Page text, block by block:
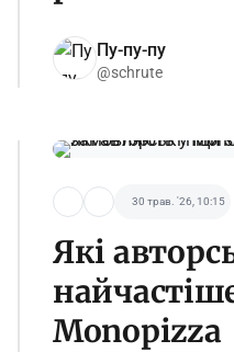
Пу-пу-пу
@schrute
30 трав. '26, 10:15
Які
Monopizza